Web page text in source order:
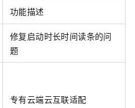
功能描述
修复启动时长时间读条的问
题
专有云端云互联适配